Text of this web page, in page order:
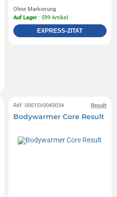
Ohne Markierung
Auf Lager : 599 Artikel
EXPRESS-ZITAT
Result
Réf. 00015V0043034
Bodywarmer Core Result